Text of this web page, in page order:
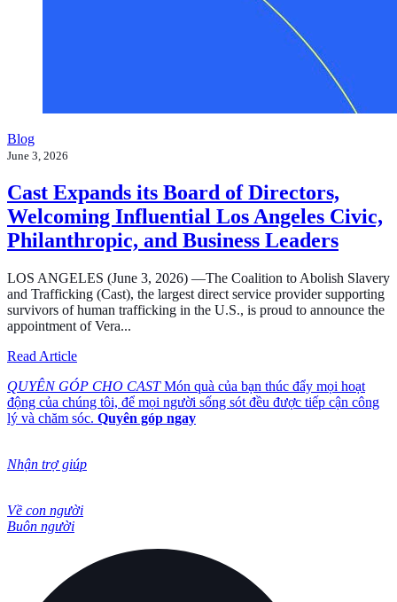
Blog
June 3, 2026
Cast Expands its Board of Directors,
Welcoming Influential Los Angeles Civic,
Philanthropic, and Business Leaders
LOS ANGELES (June 3, 2026) —The Coalition to Abolish Slavery
and Trafficking (Cast), the largest direct service provider supporting
survivors of human trafficking in the U.S., is proud to announce the
appointment of Vera...
Read Articleabout Cast Expands its Board of Directors, Welcoming
QUYÊN GÓP CHO CASTMón quà của bạn thúc đẩy mọi hoạt
động của chúng tôi, để mọi người sống sót đều được tiếp cận công
lý và chăm sóc. Quyên góp ngay
Nhận trợ giúp
Về con người
Buôn người